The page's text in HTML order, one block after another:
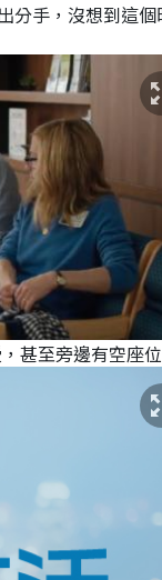
手，沒想到這
甚至旁邊有空座